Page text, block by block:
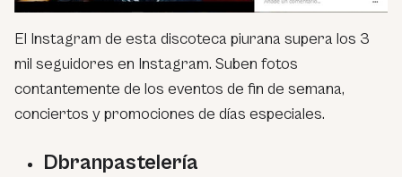
El Instagram de esta discoteca piurana supera los 3
mil seguidores en Instagram. Suben fotos
contantemente de los eventos de fin de semana,
conciertos y promociones de días especiales.
Dbranpastelería